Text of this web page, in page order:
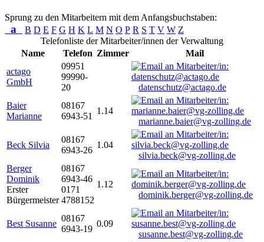
Sprung zu den Mitarbeitern mit dem Anfangsbuchstaben:
a B D E F G H K L M N O P R S T V W Z
Telefonliste der Mitarbeiter/innen der Verwaltung
Name
Telefon Zimmer
Mail
actago
GmbH
09951
99990-
20
datenschutz@actago.de
Baier
Marianne
08167
6943-51
1.14
marianne.baier@vg-zolling.de
Beck Silvia
08167
6943-26
1.04
silvia.beck@vg-zolling.de
Berger
Dominik
Erster
Bürgermeister
08167
6943-46
0171
4788152
1.12
dominik.berger@vg-zolling.de
Best Susanne
08167
6943-19
0.09
susanne.best@vg-zolling.de